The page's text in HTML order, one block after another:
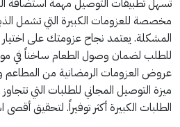
تسهل تطبيقات التوصيل مهمة استضافة
مخصصة للعزومات الكبيرة التي تشمل
المشكلة. يعتمد نجاح عزومتك على اختيار
للطلب لضمان وصول الطعام ساخناً في
ميزة التوصيل المجاني للطلبات التي
الطلبات الكبيرة أكثر توفيراً. لتحقيق